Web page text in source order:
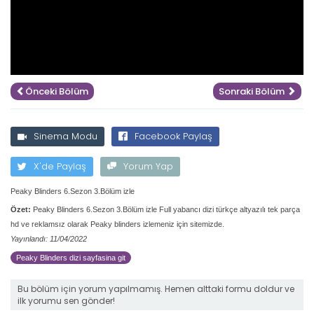
Önceki Bölüm Sonraki Bölüm
Sinema Modu Facebook Paylaş
X'de Paylaş Yorum Yap
Peaky Blinders 6.Sezon 3.Bölüm izle
Özet: Peaky Blinders 6.Sezon 3.Bölüm izle Full yabancı dizi türkçe altyazılı tek parça
hd ve reklamsız olarak Peaky blinders izlemeniz için sitemizde.
Yayınlandı: 11/04/2022
Peaky Blinders dizi sayfasina git
Bu bölüm için yorum yapılmamış. Hemen alttaki formu doldur ve
ilk yorumu sen gönder!